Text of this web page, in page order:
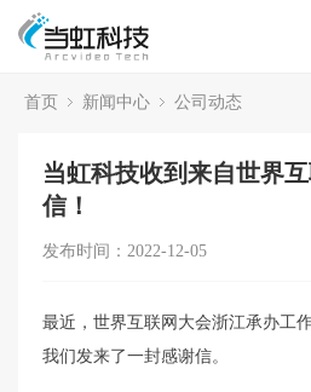
首页 新闻中心 公司动态
当虹科技收到来自世界
信！
发布时间：2022-12-05
最近，世界互联网大会浙江承办工
我们发来了一封感谢信。